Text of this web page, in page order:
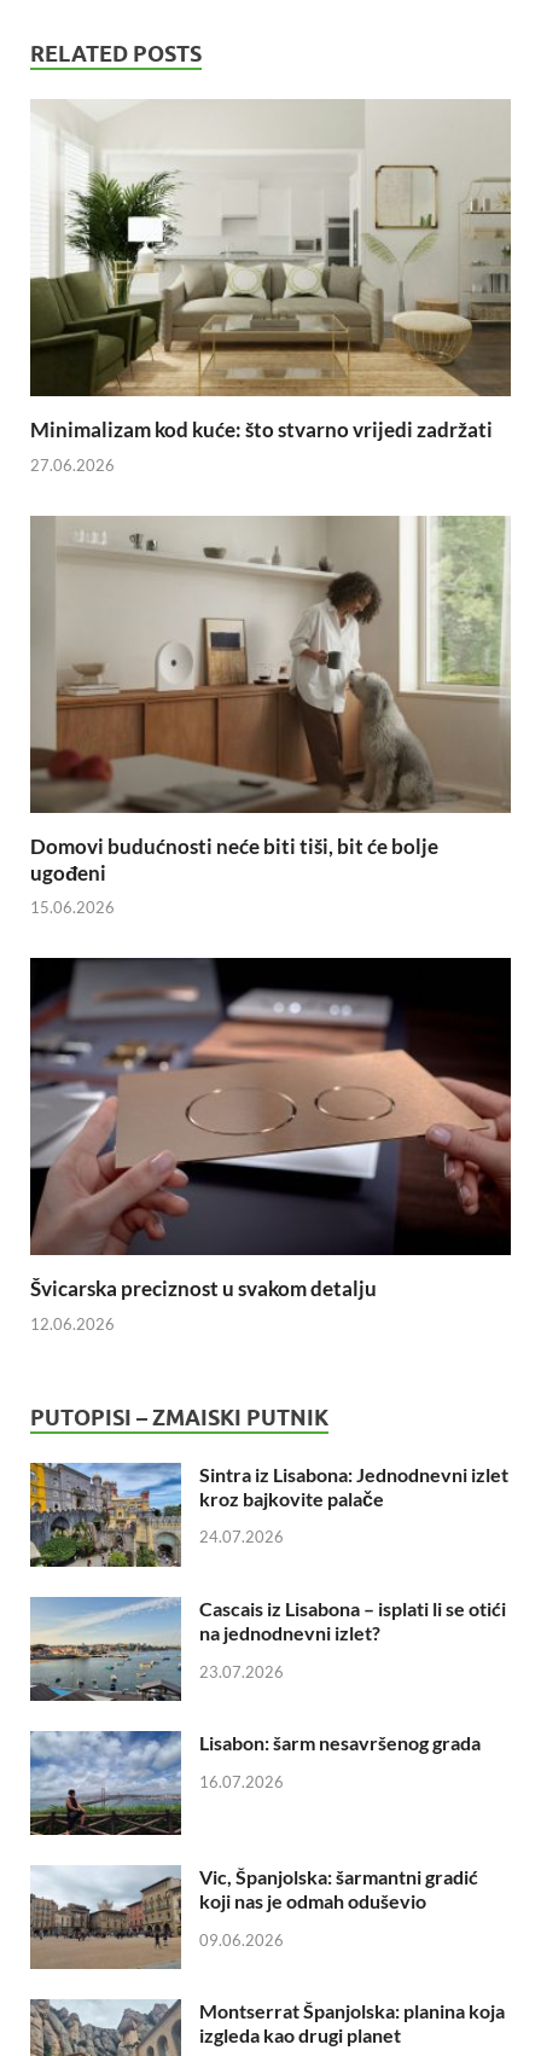
RELATED POSTS
Minimalizam kod kuće: što stvarno vrijedi zadržati
27.06.2026
Domovi budućnosti neće biti tiši, bit će bolje
ugođeni
15.06.2026
Švicarska preciznost u svakom detalju
12.06.2026
PUTOPISI – ZMAISKI PUTNIK
Sintra iz Lisabona: Jednodnevni izlet
kroz bajkovite palače
24.07.2026
Cascais iz Lisabona – isplati li se otići
na jednodnevni izlet?
23.07.2026
Lisabon: šarm nesavršenog grada
16.07.2026
Vic, Španjolska: šarmantni gradić
koji nas je odmah oduševio
09.06.2026
Montserrat Španjolska: planina koja
izgleda kao drugi planet